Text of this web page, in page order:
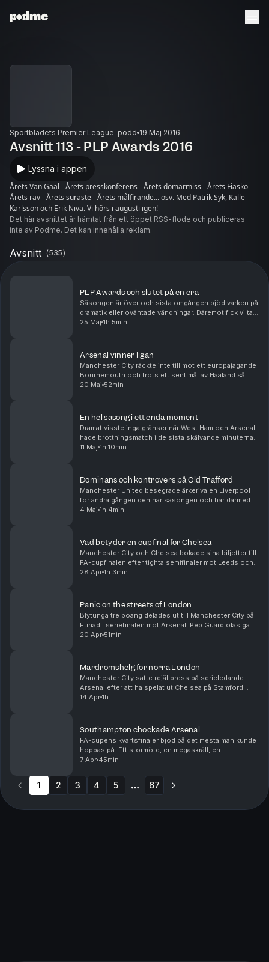
Sportbladets Premier League-podd 19 Maj 2016
Avsnitt 113 - PLP Awards 2016
Lyssna i appen
Årets Van Gaal - Årets presskonferens - Årets domarmiss - Årets Fiasko -
Årets räv - Årets suraste - Årets målfirande... osv. Med Patrik Syk, Kalle
Karlsson och Erik Niva. Vi hörs i augusti igen!
Det här avsnittet är hämtat från ett öppet RSS-flöde och publiceras
inte av Podme. Det kan innehålla reklam.
Avsnitt (535)
PLP Awards och slutet på en era
Säsongen är över och sista omgången bjöd varken på
dramatik eller oväntade vändningar. Däremot fick vi ta
avsked av några riktiga ikoner. Vi tar ut säsongens
25 Maj 1h 5min
Arsenal vinner ligan
Manchester City räckte inte till mot ett europajagande
Bournemouth och trots ett sent mål av Haaland så
kunde Arsenal titulera sig ligavinnare med en omgång
20 Maj 52min
En hel säsong i ett enda moment
Dramat visste inga gränser när West Ham och Arsenal
hade brottningsmatch i de sista skälvande minuterna
av söndagens drabbning. För Arsenal fanns en titel
11 Maj 1h 10min
Dominans och kontrovers på Old Trafford
Manchester United besegrade ärkerivalen Liverpool
för andra gången den här säsongen och har därmed
matematiskt säkrat sin medverkan i nästa säsongs
4 Maj 1h 4min
Vad betyder en cupfinal för Chelsea
Manchester City och Chelsea bokade sina biljetter till
FA-cupfinalen efter tighta semifinaler mot Leeds och
Southampton respektive. Vi pratar tränarbyten och
28 Apr 1h 3min
Panic on the streets of London
Blytunga tre poäng delades ut till Manchester City på
Etihad i seriefinalen mot Arsenal. Pep Guardiolas gäng
har därmed hämtat upp Arsenals försprång och får nu
20 Apr 51min
Mardrömshelg för norra London
Manchester City satte rejäl press på serieledande
Arsenal efter att ha spelat ut Chelsea på Stamford
Bridge dagen efter Arsenal gått på pumpen hemma
14 Apr 1h
Southampton chockade Arsenal
FA-cupens kvartsfinaler bjöd på det mesta man kunde
hoppas på. Ett stormöte, en megaskräll, en
straffläggning och en total överkörning. Patrik Syk
sydkust...
7 Apr 45min
1 2 3 4 5 67